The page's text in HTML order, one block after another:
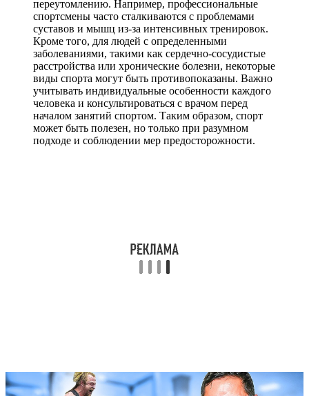
переутомлению. Например, профессиональные
спортсмены часто сталкиваются с проблемами
суставов и мышц из-за интенсивных тренировок.
Кроме того, для людей с определенными
заболеваниями, такими как сердечно-сосудистые
расстройства или хронические болезни, некоторые
виды спорта могут быть противопоказаны. Важно
учитывать индивидуальные особенности каждого
человека и консультироваться с врачом перед
началом занятий спортом. Таким образом, спорт
может быть полезен, но только при разумном
подходе и соблюдении мер предосторожности.